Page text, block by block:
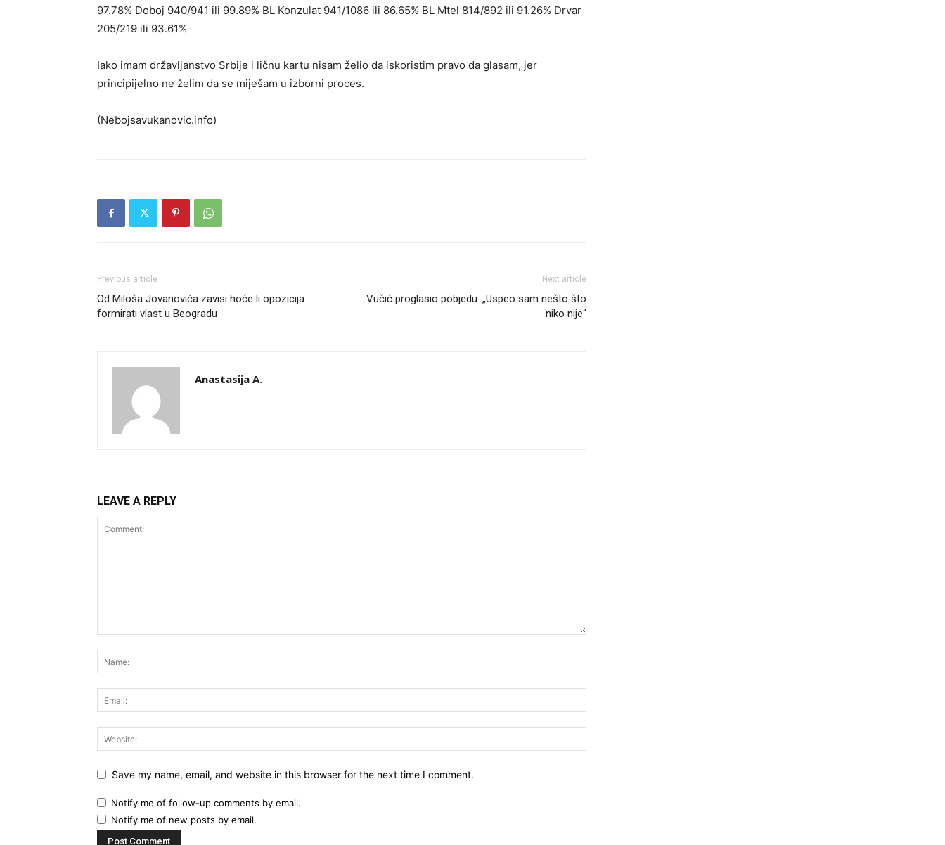
97.78% Doboj 940/941 ili 99.89% BL Konzulat 941/1086 ili 86.65% BL Mtel 814/892 ili 91.26% Drvar
205/219 ili 93.61%
Iako imam državljanstvo Srbije i ličnu kartu nisam želio da iskoristim pravo da glasam, jer
principijelno ne želim da se miješam u izborni proces.
(Nebojsavukanovic.info)
Previous article
Od Miloša Jovanovića zavisi hoće li opozicija
formirati vlast u Beogradu
Next article
Vučić proglasio pobjedu: „Uspeo sam nešto što
niko nije“
Anastasija A.
LEAVE A REPLY
Save my name, email, and website in this browser for the next time I comment.
Notify me of follow-up comments by email.
Notify me of new posts by email.